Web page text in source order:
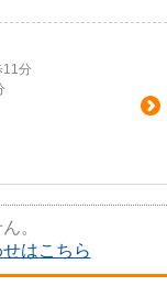
11分
。
はこちら